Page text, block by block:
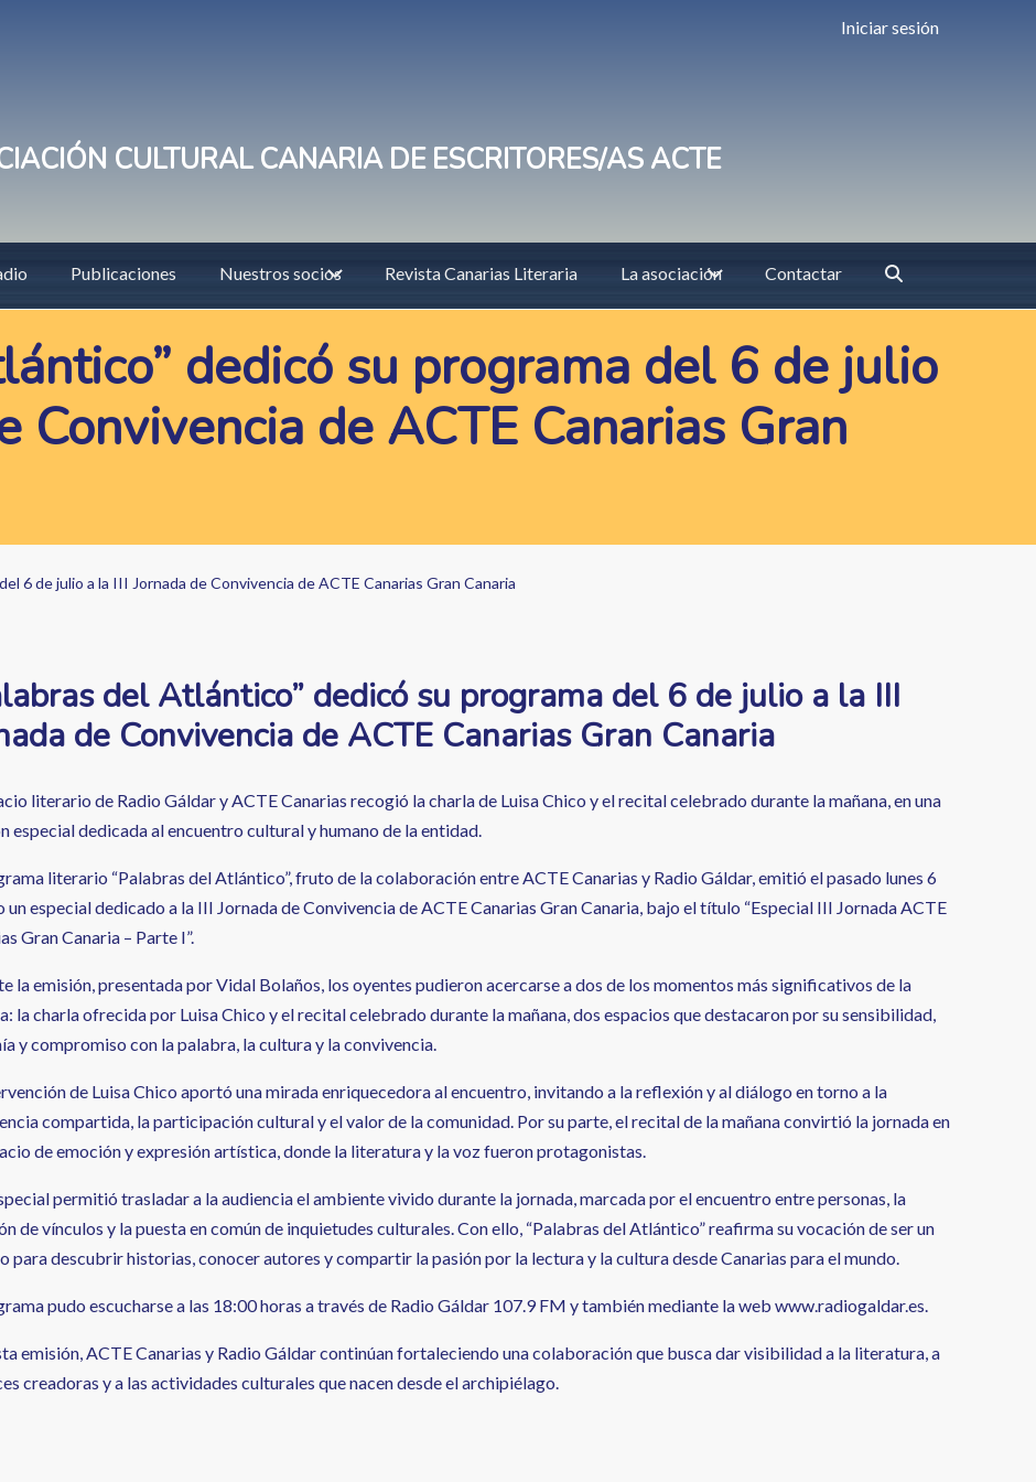
Iniciar sesión
CULTURAL CANARIA DE ESCRITORES/AS ACTE
Publicaciones Nuestros socios Revista Canarias Literaria La asociación Contactar
dedicó su programa del 6 de julio
Convivencia de ACTE Canarias Gran
6 de julio a la III Jornada de Convivencia de ACTE Canarias Gran Canaria
del Atlántico” dedicó su programa del 6 de julio a la III
de Convivencia de ACTE Canarias Gran Canaria
literario de Radio Gáldar y ACTE Canarias recogió la charla de Luisa Chico y el recital celebrado durante la mañana, en una
especial dedicada al encuentro cultural y humano de la entidad.
literario “Palabras del Atlántico”, fruto de la colaboración entre ACTE Canarias y Radio Gáldar, emitió el pasado lunes 6
un especial dedicado a la III Jornada de Convivencia de ACTE Canarias Gran Canaria, bajo el título “Especial III Jornada ACTE
Gran Canaria – Parte I”.
la emisión, presentada por Vidal Bolaños, los oyentes pudieron acercarse a dos de los momentos más significativos de la
la charla ofrecida por Luisa Chico y el recital celebrado durante la mañana, dos espacios que destacaron por su sensibilidad,
y compromiso con la palabra, la cultura y la convivencia.
de Luisa Chico aportó una mirada enriquecedora al encuentro, invitando a la reflexión y al diálogo en torno a la
compartida, la participación cultural y el valor de la comunidad. Por su parte, el recital de la mañana convirtió la jornada en
de emoción y expresión artística, donde la literatura y la voz fueron protagonistas.
permitió trasladar a la audiencia el ambiente vivido durante la jornada, marcada por el encuentro entre personas, la
de vínculos y la puesta en común de inquietudes culturales. Con ello, “Palabras del Atlántico” reafirma su vocación de ser un
para descubrir historias, conocer autores y compartir la pasión por la lectura y la cultura desde Canarias para el mundo.
pudo escucharse a las 18:00 horas a través de Radio Gáldar 107.9 FM y también mediante la web www.radiogaldar.es.
emisión, ACTE Canarias y Radio Gáldar continúan fortaleciendo una colaboración que busca dar visibilidad a la literatura, a
creadoras y a las actividades culturales que nacen desde el archipiélago.